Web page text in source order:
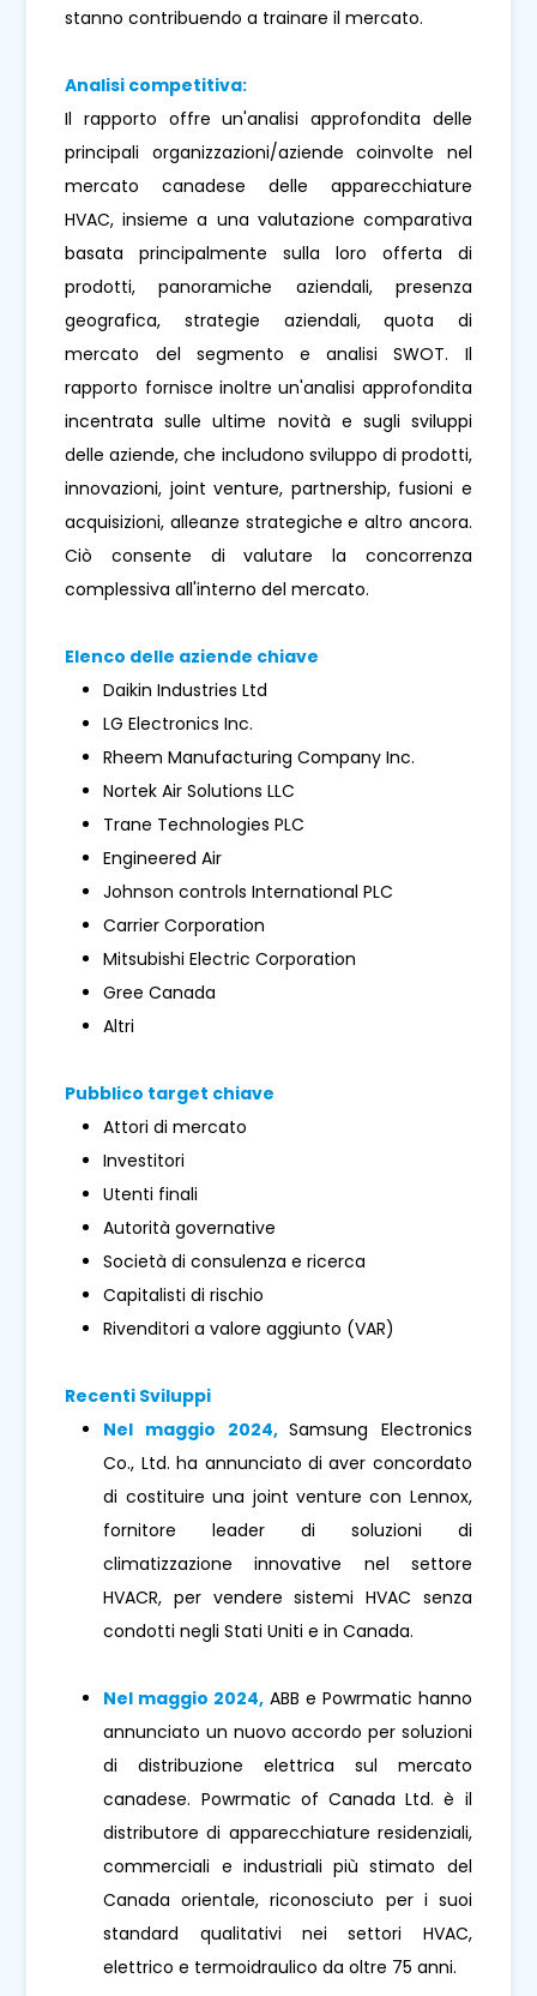
stanno contribuendo a trainare il mercato.
Analisi competitiva:
Il rapporto offre un'analisi approfondita delle
principali organizzazioni/aziende coinvolte nel
mercato canadese delle apparecchiature
HVAC, insieme a una valutazione comparativa
basata principalmente sulla loro offerta di
prodotti, panoramiche aziendali, presenza
geografica, strategie aziendali, quota di
mercato del segmento e analisi SWOT. Il
rapporto fornisce inoltre un'analisi approfondita
incentrata sulle ultime novità e sugli sviluppi
delle aziende, che includono sviluppo di prodotti,
innovazioni, joint venture, partnership, fusioni e
acquisizioni, alleanze strategiche e altro ancora.
Ciò consente di valutare la concorrenza
complessiva all'interno del mercato.
Elenco delle aziende chiave
Daikin Industries Ltd
LG Electronics Inc.
Rheem Manufacturing Company Inc.
Nortek Air Solutions LLC
Trane Technologies PLC
Engineered Air
Johnson controls International PLC
Carrier Corporation
Mitsubishi Electric Corporation
Gree Canada
Altri
Pubblico target chiave
Attori di mercato
Investitori
Utenti finali
Autorità governative
Società di consulenza e ricerca
Capitalisti di rischio
Rivenditori a valore aggiunto (VAR)
Recenti Sviluppi
Nel maggio 2024,Samsung Electronics
Co., Ltd. ha annunciato di aver concordato
di costituire una joint venture con Lennox,
fornitore leader di soluzioni di
climatizzazione innovative nel settore
HVACR, per vendere sistemi HVAC senza
condotti negli Stati Uniti e in Canada.
Nel maggio 2024, ABB e Powrmatic hanno
annunciato un nuovo accordo per soluzioni
di distribuzione elettrica sul mercato
canadese. Powrmatic of Canada Ltd. è il
distributore di apparecchiature residenziali,
commerciali e industriali più stimato del
Canada orientale, riconosciuto per i suoi
standard qualitativi nei settori HVAC,
elettrico e termoidraulico da oltre 75 anni.